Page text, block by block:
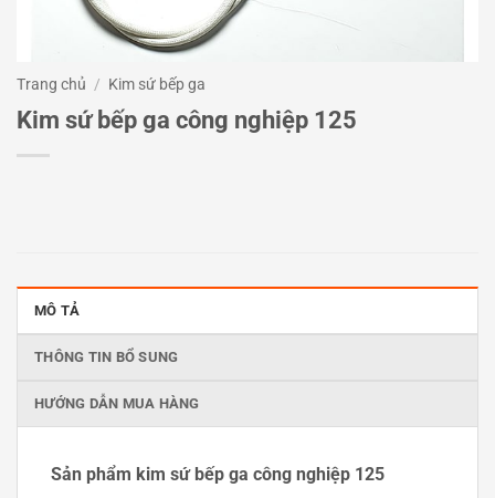
Trang chủ / Kim sứ bếp ga
Kim sứ bếp ga công nghiệp 125
MÔ TẢ
THÔNG TIN BỔ SUNG
HƯỚNG DẪN MUA HÀNG
Sản phẩm kim sứ bếp ga công nghiệp 125